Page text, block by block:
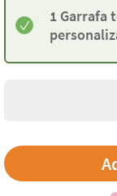
1 Garrafa